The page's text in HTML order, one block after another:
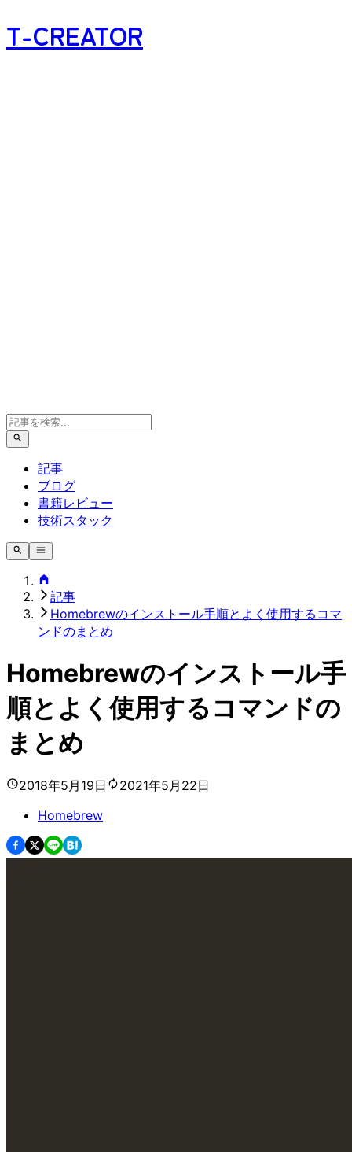
T-CREATOR
記事
ブログ
書籍レビュー
技術スタック
記事
Homebrewのインストール手順とよく使用するコマ
ンドのまとめ
Homebrewのインストール手
順とよく使用するコマンドの
まとめ
2018年5月19日
2021年5月22日
Homebrew